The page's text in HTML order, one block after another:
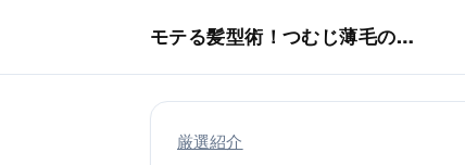
モテる髪型術！つむじ薄毛の隠し方
厳選紹介